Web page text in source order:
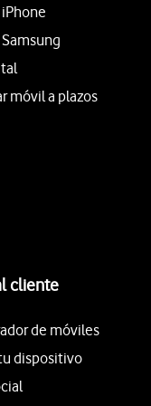
móvil a plazos
cliente
de móviles
dispositivo